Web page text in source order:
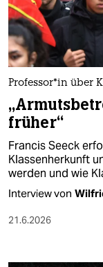
nord
wahrheit
verlag
verlag
veranstaltungen
shop
abo
Pro­fes­so­r*in über
früher“
Francis Seeck
Klassenherkunft
werden und wie
Interview von
21.6.2026